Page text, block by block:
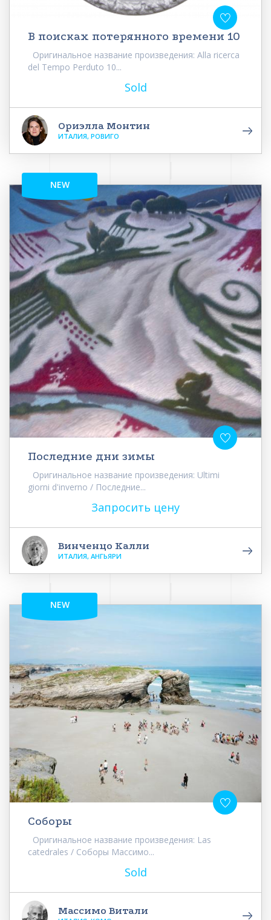
В поисках потерянного времени 10
Оригинальное название произведения: Alla ricerca
del Tempo Perduto 10...
Sold
Ориэлла Монтин
ИТАЛИЯ, РОВИГО
NEW
Последние дни зимы
Оригинальное название произведения: Ultimi
giorni d'inverno / Последние...
Запросить цену
Винченцо Калли
ИТАЛИЯ, АНГЬЯРИ
NEW
Соборы
Оригинальное название произведения: Las
catedrales / Соборы Массимо...
Sold
Массимо Витали